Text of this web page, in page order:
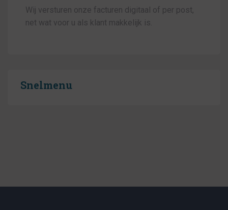
Wij versturen onze facturen digitaal of per post,
net wat voor u als klant makkelijk is.
Snelmenu